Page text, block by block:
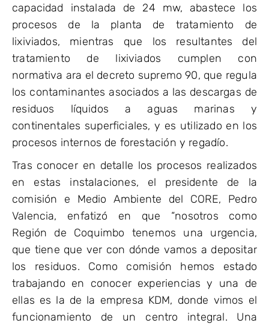
capacidad instalada de 24 mw, abastece los
procesos de la planta de tratamiento de
lixiviados, mientras que los resultantes del
tratamiento de lixiviados cumplen con
normativa ara el decreto supremo 90, que regula
los contaminantes asociados a las descargas de
residuos líquidos a aguas marinas y
continentales superficiales, y es utilizado en los
procesos internos de forestación y regadío.
Tras conocer en detalle los procesos realizados
en estas instalaciones, el presidente de la
comisión e Medio Ambiente del CORE, Pedro
Valencia, enfatizó en que “nosotros como
Región de Coquimbo tenemos una urgencia,
que tiene que ver con dónde vamos a depositar
los residuos. Como comisión hemos estado
trabajando en conocer experiencias y una de
ellas es la de la empresa KDM, donde vimos el
funcionamiento de un centro integral. Una